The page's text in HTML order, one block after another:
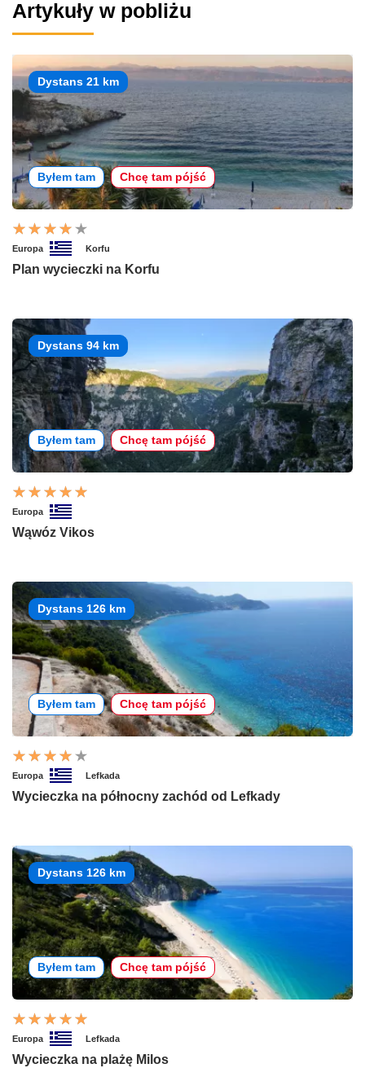
Artykuły w pobliżu
Dystans 21 km
Byłem tam Chcę tam pójść
Europa Korfu
Plan wycieczki na Korfu
Dystans 94 km
Byłem tam Chcę tam pójść
Europa
Wąwóz Vikos
Dystans 126 km
Byłem tam Chcę tam pójść
Europa Lefkada
Wycieczka na północny zachód od Lefkady
Dystans 126 km
Byłem tam Chcę tam pójść
Europa Lefkada
Wycieczka na plażę Milos